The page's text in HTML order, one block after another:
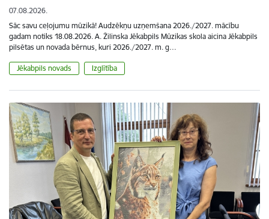
07.08.2026.
Sāc savu ceļojumu mūzikā! Audzēkņu uzņemšana 2026./2027. mācību
gadam notiks 18.08.2026. A. Žilinska Jēkabpils Mūzikas skola aicina Jēkabpils
pilsētas un novada bērnus, kuri 2026./2027. m. g…
Jēkabpils novads Izglītība